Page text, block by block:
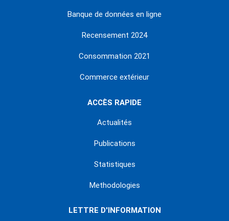
Banque de données en ligne
Recensement 2024
Consommation 2021
Commerce extérieur
ACCÈS RAPIDE
Actualités
Publications
Statistiques
Methodologies
LETTRE D'INFORMATION